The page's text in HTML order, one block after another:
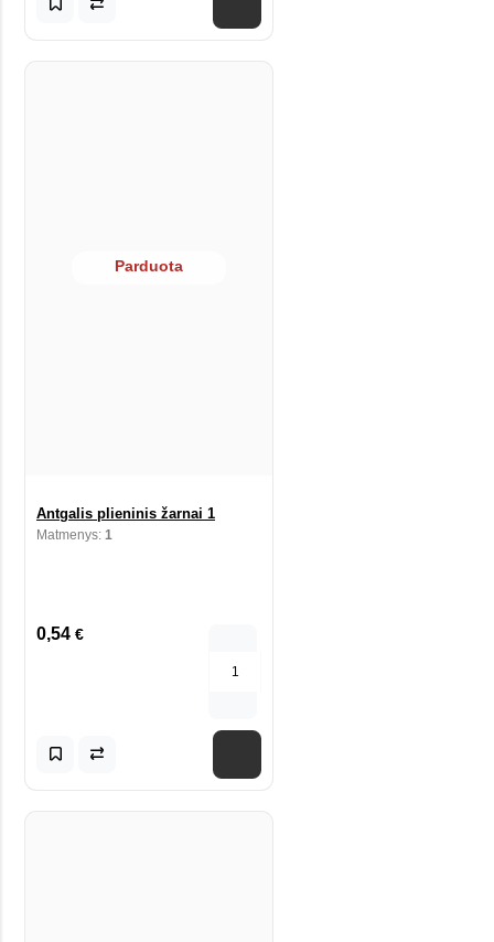
Parduota
Antgalis plieninis žarnai 1
Matmenys: 1
0,54 €